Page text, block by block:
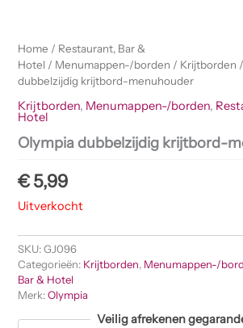
Home / Restaurant, Bar &
Hotel / Menumappen-/borden / Krijtborden
dubbelzijdig krijtbord-menuhouder
Krijtborden, Menumappen-/borden,
Hotel
Olympia dubbelzijdig krijtbord-
€5,99
Uitverkocht
SKU:GJ096
Categorieën: Krijtborden, Menumappen-/
Bar & Hotel
Merk:Olympia
Veilig afrekenen